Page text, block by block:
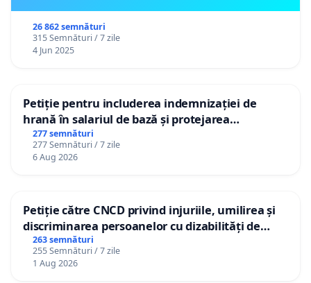
26 862 semnături
315 Semnături / 7 zile
4 Jun 2025
Petiție pentru includerea indemnizației de
hrană în salariul de bază și protejarea
gradațiilor de vechime pentru asistenții
personali
277 semnături
277 Semnături / 7 zile
6 Aug 2026
Petiție către CNCD privind injuriile, umilirea și
discriminarea persoanelor cu dizabilități de
către utilizatorul TikTok „Gorici”
263 semnături
255 Semnături / 7 zile
1 Aug 2026